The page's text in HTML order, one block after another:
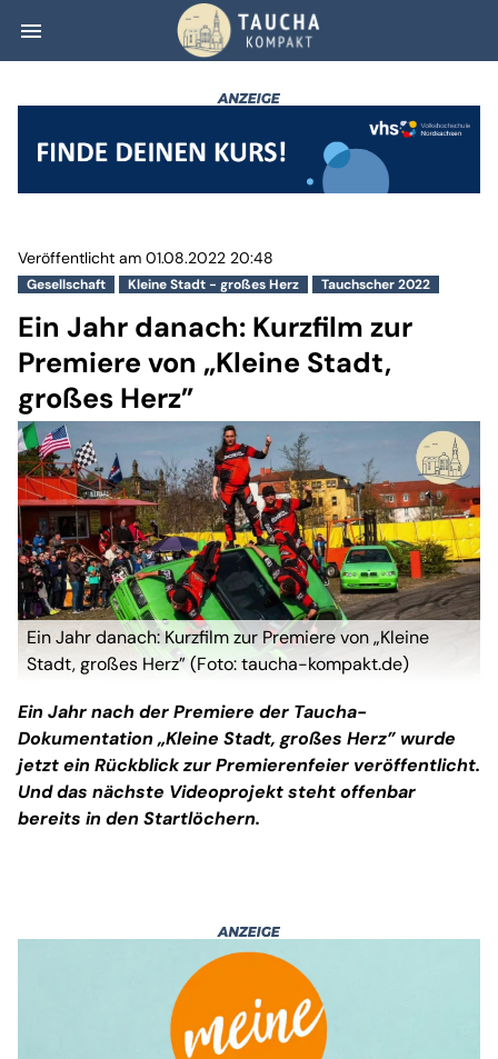
menu Ein Jahr
Gesellschaft Kleine Stadt - großes Herz Tauchscher 2022
Veröffentlicht am 01.08.2022 20:48
Ein Jahr danach: Kurzfilm zur
Premiere von „Kleine Stadt,
großes Herz”
Ein Jahr danach: Kurzfilm zur Premiere von „Kleine
Stadt, großes Herz” (Foto: taucha-kompakt.de)
Ein Jahr nach der Premiere der Taucha-
Dokumentation „Kleine Stadt, großes Herz” wurde
jetzt ein Rückblick zur Premierenfeier veröffentlicht.
Und das nächste Videoprojekt steht offenbar
bereits in den Startlöchern.